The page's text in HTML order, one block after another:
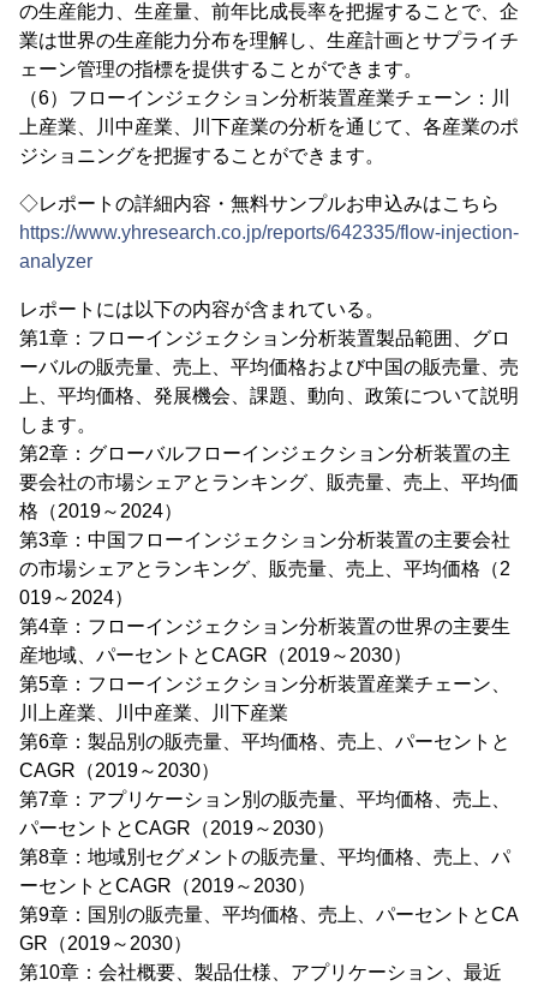
の生産能力、生産量、前年比成長率を把握することで、企
業は世界の生産能力分布を理解し、生産計画とサプライチ
ェーン管理の指標を提供することができます。
（6）フローインジェクション分析装置産業チェーン：川
上産業、川中産業、川下産業の分析を通じて、各産業のポ
ジショニングを把握することができます。
◇レポートの詳細内容・無料サンプルお申込みはこちら
https://www.yhresearch.co.jp/reports/642335/flow-injection-
analyzer
レポートには以下の内容が含まれている。
第1章：フローインジェクション分析装置製品範囲、グロ
ーバルの販売量、売上、平均価格および中国の販売量、売
上、平均価格、発展機会、課題、動向、政策について説明
します。
第2章：グローバルフローインジェクション分析装置の主
要会社の市場シェアとランキング、販売量、売上、平均価
格（2019～2024）
第3章：中国フローインジェクション分析装置の主要会社
の市場シェアとランキング、販売量、売上、平均価格（2
019～2024）
第4章：フローインジェクション分析装置の世界の主要生
産地域、パーセントとCAGR（2019～2030）
第5章：フローインジェクション分析装置産業チェーン、
川上産業、川中産業、川下産業
第6章：製品別の販売量、平均価格、売上、パーセントと
CAGR（2019～2030）
第7章：アプリケーション別の販売量、平均価格、売上、
パーセントとCAGR（2019～2030）
第8章：地域別セグメントの販売量、平均価格、売上、パ
ーセントとCAGR（2019～2030）
第9章：国別の販売量、平均価格、売上、パーセントとCA
GR（2019～2030）
第10章：会社概要、製品仕様、アプリケーション、最近